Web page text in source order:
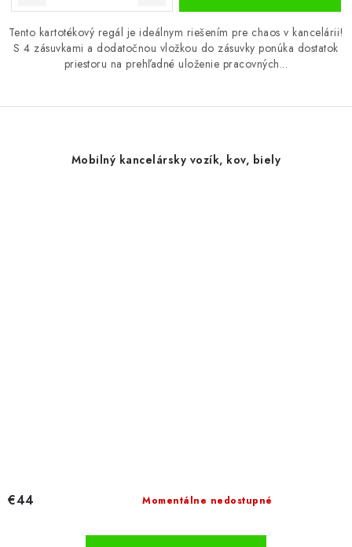
Tento kartotékový regál je ideálnym riešením pre chaos v kancelárii!
S 4 zásuvkami a dodatočnou vložkou do zásuvky ponúka dostatok
priestoru na prehľadné uloženie pracovných...
Mobilný kancelársky vozík, kov, biely
Momentálne nedostupné
€44